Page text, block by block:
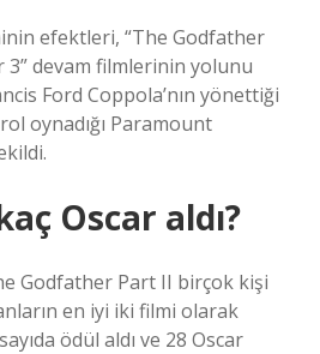
efektleri, “The Godfather
3” devam filmlerinin yolunu
Ford Coppola’nın yönettiği
oynadığı Paramount
Oscar aldı?
Godfather Part II birçok kişi
en iyi iki filmi olarak
ödül aldı ve 28 Oscar